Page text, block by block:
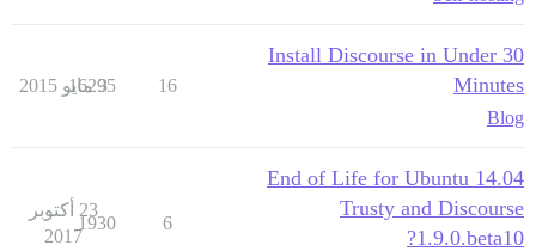
Install Discourse in Under 30
Minutes
Blog
16
16295
3 مايو 2015
End of Life for Ubuntu 14.04
Trusty and Discourse
1.9.0.beta10?
6
1930
23 أكتوبر
2017